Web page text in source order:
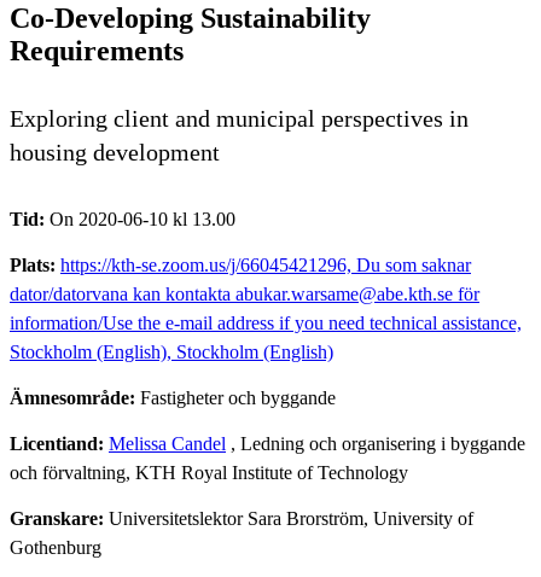
Co-Developing Sustainability
Requirements
Exploring client and municipal perspectives in
housing development
Tid: On 2020-06-10 kl 13.00
Plats: https://kth-se.zoom.us/j/66045421296, Du som saknar
dator/datorvana kan kontakta abukar.warsame@abe.kth.se för
information/Use the e-mail address if you need technical assistance,
Stockholm (English), Stockholm (English)
Ämnesområde: Fastigheter och byggande
Licentiand: Melissa Candel , Ledning och organisering i byggande
och förvaltning, KTH Royal Institute of Technology
Granskare: Universitetslektor Sara Brorström, University of
Gothenburg